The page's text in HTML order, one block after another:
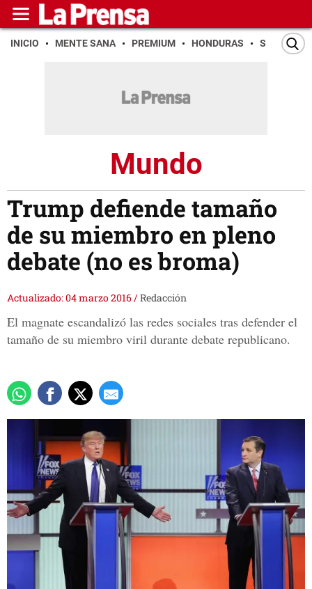
INICIO MENTE SANA PREMIUM HONDURAS SAN PEDRO
Mundo
Trump defiende tamaño
de su miembro en pleno
debate (no es broma)
Actualizado: 04 marzo 2016/Redacción
El magnate escandalizó las redes sociales tras defender el
tamaño de su miembro viril durante debate republicano.